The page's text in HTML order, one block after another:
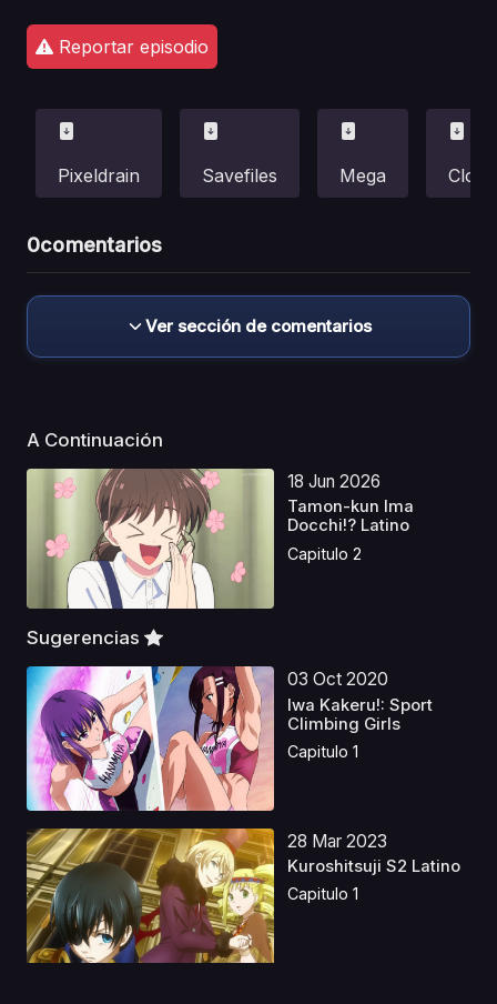
Reportar episodio
Pixeldrain Savefiles Mega Cloud
0comentarios
Ver sección de comentarios
A Continuación
18 Jun 2026
Tamon-kun Ima
Docchi!? Latino
Capitulo 2
Sugerencias
03 Oct 2020
Iwa Kakeru!: Sport
Climbing Girls
Capitulo 1
28 Mar 2023
Kuroshitsuji S2 Latino
Capitulo 1